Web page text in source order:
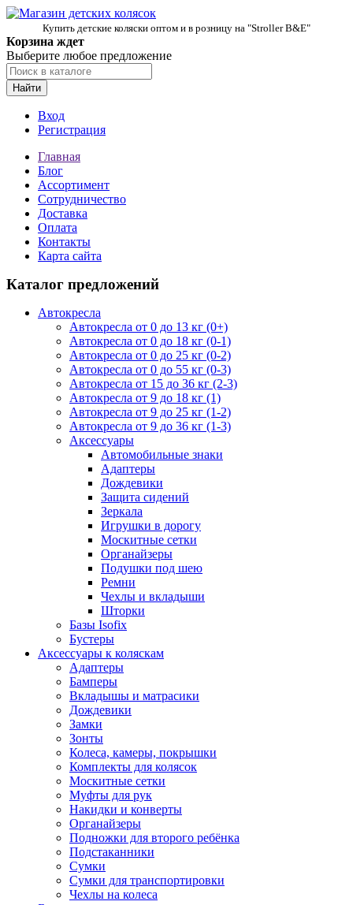
Купить детские коляски оптом и в розницу на "Stroller B&E"
Корзина ждет
Выберите любое предложение
Найти
Вход
Регистрация
Главная
Блог
Ассортимент
Сотрудничество
Доставка
Оплата
Контакты
Карта сайта
Каталог предложений
Автокресла
Автокресла от 0 до 13 кг (0+)
Автокресла от 0 до 18 кг (0-1)
Автокресла от 0 до 25 кг (0-2)
Автокресла от 0 до 55 кг (0-3)
Автокресла от 15 до 36 кг (2-3)
Автокресла от 9 до 18 кг (1)
Автокресла от 9 до 25 кг (1-2)
Автокресла от 9 до 36 кг (1-3)
Аксессуары
Автомобильные знаки
Адаптеры
Дождевики
Защита сидений
Зеркала
Игрушки в дорогу
Москитные сетки
Органайзеры
Подушки под шею
Ремни
Чехлы и вкладыши
Шторки
Базы Isofix
Бустеры
Аксессуары к коляскам
Адаптеры
Бамперы
Вкладышы и матрасики
Дождевики
Замки
Зонты
Колеса, камеры, покрышки
Комплекты для колясок
Москитные сетки
Муфты для рук
Накидки и конверты
Органайзеры
Подножки для второго ребёнка
Подстаканники
Сумки
Сумки для транспортировки
Чехлы на колеса